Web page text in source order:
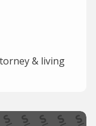
& living